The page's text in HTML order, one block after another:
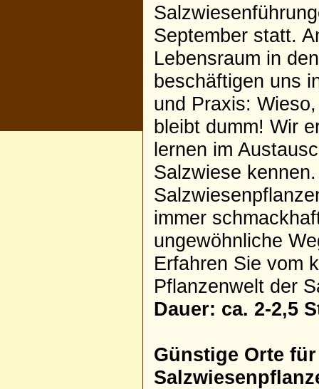
September statt.
Lebensraum in
beschäftigen uns
und Praxis:
bleibt dumm! Wir
lernen im
Salzwiese
immer
ungewöhnliche
Erfahren Sie vom
Pflanzenwelt der
Dauer: ca. 2-2,5
Günstige Orte